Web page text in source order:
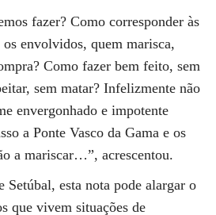
fazer? Como corresponder às
envolvidos, quem marisca,
Como fazer bem feito, sem
sem matar? Infelizmente não
envergonhado e impotente
a Ponte Vasco da Gama e os
a mariscar…”, acrescentou.
Setúbal, esta nota pode alargar o
que vivem situações de